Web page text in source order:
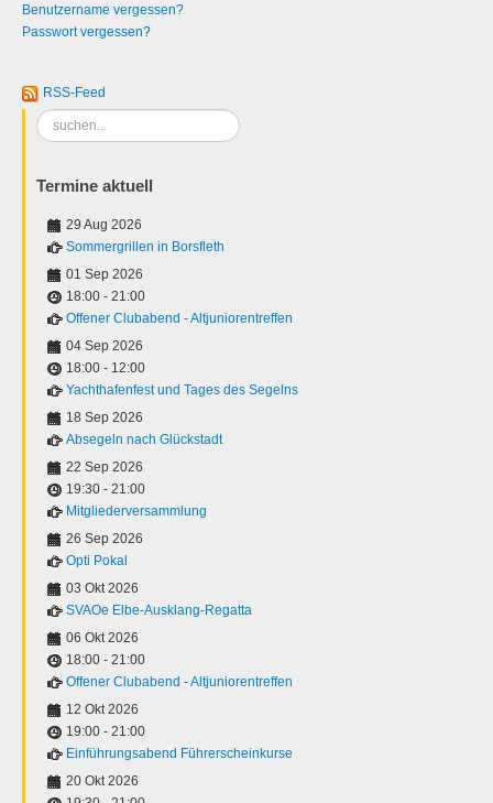
Benutzername vergessen?
Passwort vergessen?
RSS-Feed
Suchen
...
Termine aktuell
29 Aug 2026
Sommergrillen in Borsfleth
01 Sep 2026
18:00 - 21:00
Offener Clubabend - Altjuniorentreffen
04 Sep 2026
18:00 - 12:00
Yachthafenfest und Tages des Segelns
18 Sep 2026
Absegeln nach Glückstadt
22 Sep 2026
19:30 - 21:00
Mitgliederversammlung
26 Sep 2026
Opti Pokal
03 Okt 2026
SVAOe Elbe-Ausklang-Regatta
06 Okt 2026
18:00 - 21:00
Offener Clubabend - Altjuniorentreffen
12 Okt 2026
19:00 - 21:00
Einführungsabend Führerscheinkurse
20 Okt 2026